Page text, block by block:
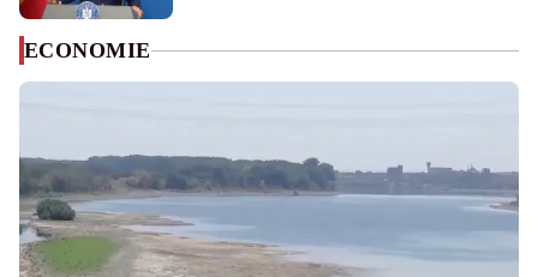
ECONOMIE